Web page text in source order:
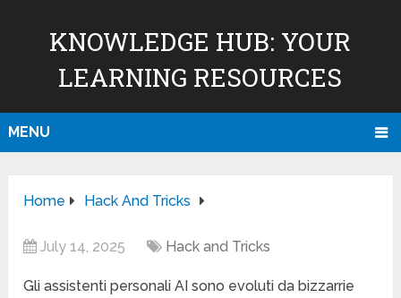
KNOWLEDGE HUB: YOUR
LEARNING RESOURCES
MENU
Home Hack And Tricks
July 14, 2025 Hack and Tricks
Gli assistenti personali AI sono evoluti da bizzarrie